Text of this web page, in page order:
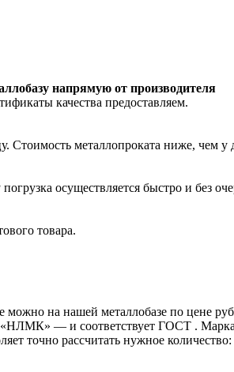
напрямую от производителя
качества предоставляем.
Стоимость металлопроката ниже, чем
осуществляется быстро и без
товара.
на нашей металлобазе по цене
— и соответствует ГОСТ . Марка
точно рассчитать нужное